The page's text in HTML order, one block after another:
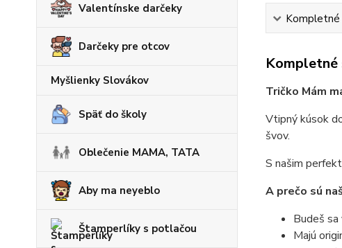
Valentínske darčeky
Darčeky pre otcov
Myšlienky Slovákov
Späť do školy
Oblečenie MAMA, TATA
Aby ma neyeblo
Štamperlíky s potlačou
Kompletné
Kompletné
Tričko Mám
Vtipný kúsok
švov.
S našim
A prečo sú
Budeš
Majú